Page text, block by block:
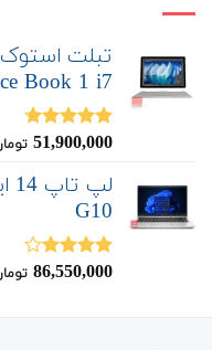
Book 1 i7
نمره4.67
51,900,000
G10
نمره
86,550,000